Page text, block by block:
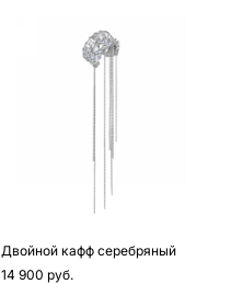
Двойной кафф серебряный
14 900 pуб.